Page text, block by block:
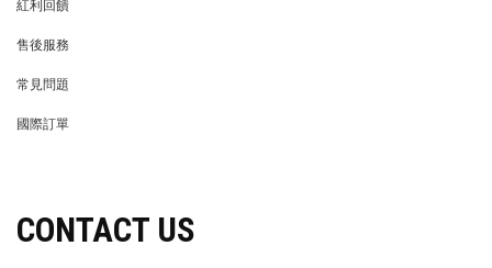
紅利回饋
售後服務
常見問題
國際訂單
CONTACT US